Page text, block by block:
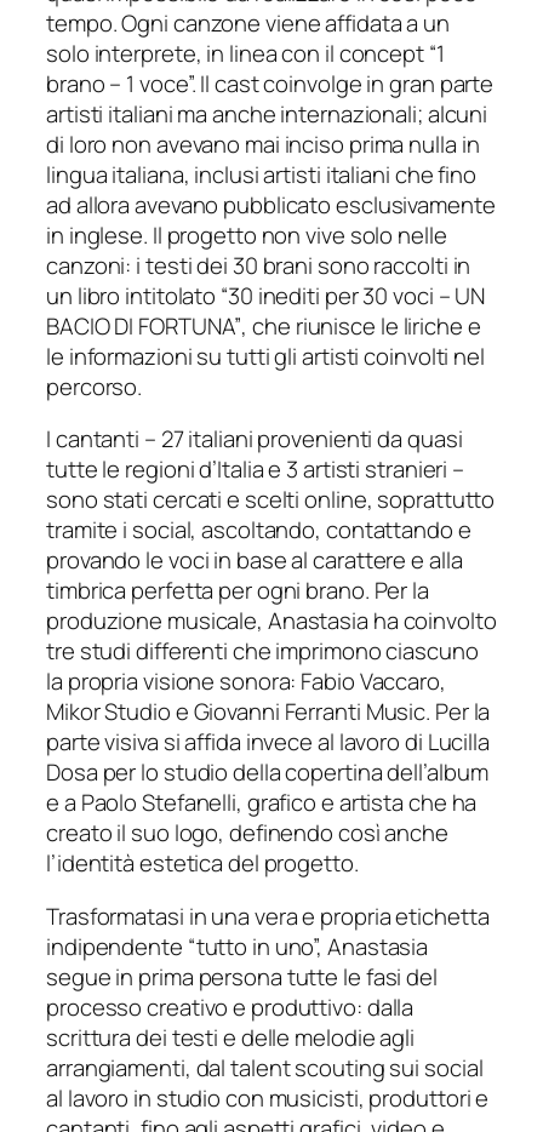
tempo. Ogni canzone viene affidata a un
solo interprete, in linea con il concept “1
brano – 1 voce”. Il cast coinvolge in gran parte
artisti italiani ma anche internazionali; alcuni
di loro non avevano mai inciso prima nulla in
lingua italiana, inclusi artisti italiani che fino
ad allora avevano pubblicato esclusivamente
in inglese. Il progetto non vive solo nelle
canzoni: i testi dei 30 brani sono raccolti in
un libro intitolato “30 inediti per 30 voci – UN
BACIO DI FORTUNA”, che riunisce le liriche e
le informazioni su tutti gli artisti coinvolti nel
percorso.
I cantanti – 27 italiani provenienti da quasi
tutte le regioni d’Italia e 3 artisti stranieri –
sono stati cercati e scelti online, soprattutto
tramite i social, ascoltando, contattando e
provando le voci in base al carattere e alla
timbrica perfetta per ogni brano. Per la
produzione musicale, Anastasia ha coinvolto
tre studi differenti che imprimono ciascuno
la propria visione sonora: Fabio Vaccaro,
Mikor Studio e Giovanni Ferranti Music. Per la
parte visiva si affida invece al lavoro di Lucilla
Dosa per lo studio della copertina dell’album
e a Paolo Stefanelli, grafico e artista che ha
creato il suo logo, definendo così anche
l’identità estetica del progetto.
Trasformatasi in una vera e propria etichetta
indipendente “tutto in uno”, Anastasia
segue in prima persona tutte le fasi del
processo creativo e produttivo: dalla
scrittura dei testi e delle melodie agli
arrangiamenti, dal talent scouting sui social
al lavoro in studio con musicisti, produttori e